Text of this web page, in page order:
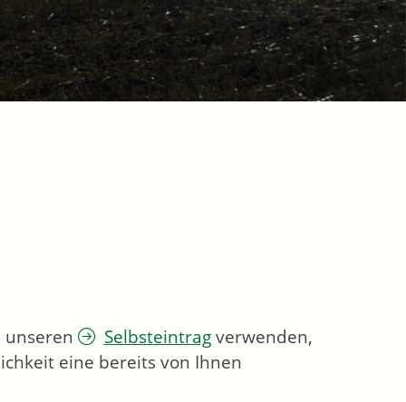
unseren Selbsteintragverwenden,
eine bereits von Ihnen